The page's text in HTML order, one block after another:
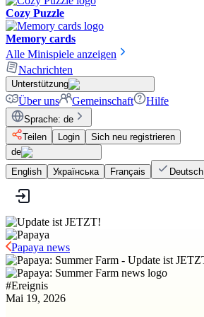
Cozy Puzzle
Memory cards
Alle Minispiele anzeigen
Nachrichten
Unterstützung
Über uns Gemeinschaft Hilfe
Sprache: de
Teilen
Login
Sich neu registrieren
de
English
Українська Français Deutsch
Papaya news
#Ereignis
Mai 19, 2026